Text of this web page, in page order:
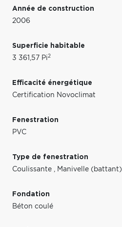
Année de construction
2006
Superficie habitable
3 361,57 Pi2
Efficacité énergétique
Certification Novoclimat
Fenestration
PVC
Type de fenestration
Coulissante , Manivelle (battant)
Fondation
Béton coulé